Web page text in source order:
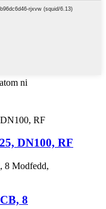
ni
DN100, RF
8